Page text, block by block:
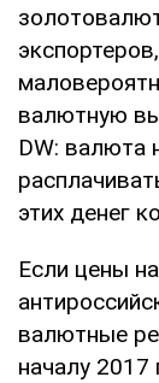
валютную
DW: валюта
этих денег
Если цены
валютные
началу 2017